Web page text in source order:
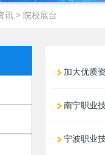
讯> 院校展台
加大优质
南宁职业
宁波职业